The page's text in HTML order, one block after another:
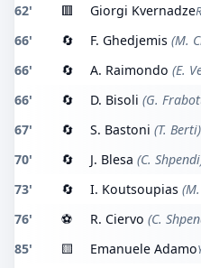
62' 🟥 Giorgi Kvernadze
66' 🔄 F. Ghedjemis (M.
66' 🔄 A. Raimondo (E.
66' 🔄 D. Bisoli (G.
67' 🔄 S. Bastoni (T. Berti)
70' 🔄 J. Blesa (C.
73' 🔄 I. Koutsoupias
76' ⚽ R. Ciervo (C.
85' 🟨 Emanuele Adamo